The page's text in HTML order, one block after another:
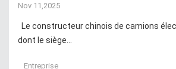
Nov 11,2025
Le constructeur chinois de camions
dont le siège...
Entreprise